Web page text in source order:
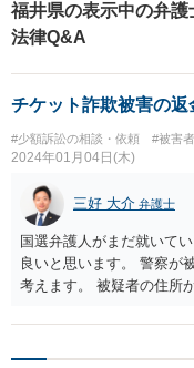
福井県の表示中の弁
法律Q&A
チケット詐欺被害の
#少額訴訟の相談・依頼 #被害者
2024年01月04日(木)
三好 大介 弁護士
国選弁護人がまだ就いて
良いと思います。 警察が
考えます。 被疑者の住所